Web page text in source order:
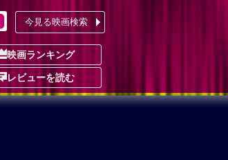
今見る映画検索
映画ランキング
レビューを読む